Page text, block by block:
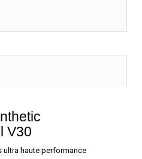
V30
haute performance